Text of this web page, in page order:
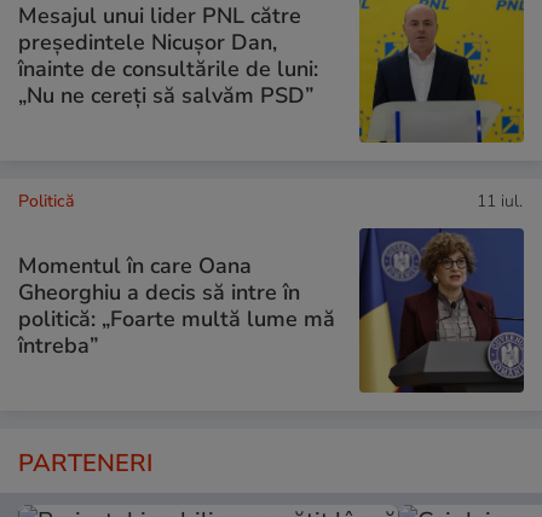
Mesajul unui lider PNL către
președintele Nicușor Dan,
înainte de consultările de luni:
„Nu ne cereți să salvăm PSD”
Politică 11 iul.
Momentul în care Oana
Gheorghiu a decis să intre în
politică: „Foarte multă lume mă
întreba”
PARTENERI